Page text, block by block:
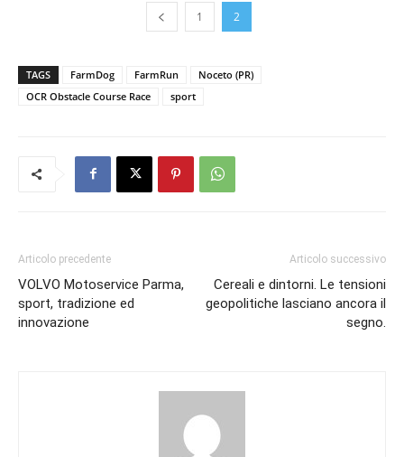
1 2
TAGS FarmDog FarmRun
Noceto (PR)
OCR Obstacle Course Race
sport
Articolo precedente
VOLVO Motoservice Parma,
sport, tradizione ed
innovazione
Articolo successivo
Cereali e dintorni. Le tensioni
geopolitiche lasciano ancora il
segno.